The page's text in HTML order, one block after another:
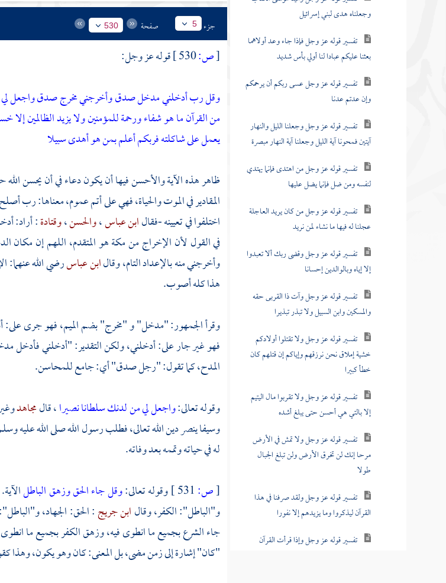
وجعلناه هدى لبني إسرائيل
تفسير قوله عز وجل فإذا جاء وعد أولاهما
بعثنا عليكم عبادا لنا أولي بأس شديد
تفسير قوله عز وجل عسى ربكم أن يرحمكم
وإن عدتم عدنا
تفسير قوله عز وجل وجعلنا الليل والنهار
آيتين فمحونا آية الليل وجعلنا آية النهار مبصرة
تفسير قوله عز وجل من اهتدى فإنما يهتدي
لنفسه ومن ضل فإنما يضل عليها
تفسير قوله عز وجل من كان يريد العاجلة
عجلنا له فيها ما نشاء لمن نريد
تفسير قوله عز وجل وقضى ربك ألا تعبدوا
إلا إياه وبالوالدين إحسانا
تفسير قوله عز وجل وآت ذا القربى حقه
والمسكين وابن السبيل ولا تبذر تبذيرا
تفسير قوله عز وجل ولا تقتلوا أولادكم
خشية إملاق نحن نرزقهم وإياكم إن قتلهم كان
خطأ كبيرا
تفسير قوله عز وجل ولا تقربوا مال اليتيم
إلا بالتي هي أحسن حتى يبلغ أشده
تفسير قوله عز وجل ولا تمش في الأرض
مرحا إنك لن تخرق الأرض ولن تبلغ الجبال
طولا
تفسير قوله عز وجل ولقد صرفنا في هذا
القرآن ليذكروا وما يزيدهم إلا نفورا
تفسير قوله عز وجل وإذا قرأت القرآن
جزء 5 صفحة 530
[ص:
قوله عز وجل:
وقل رب أدخلني مدخل صدق وأخرجني مخرج صدق واجعل لي
من القرآن ما هو شفاء ورحمة للمؤمنين ولا يزيد الظالمين إلا
يعمل على شاكلته فربكم أعلم بمن هو أهدى سبيلا
ظاهر هذه الآية والأحسن فيها أن يكون دعاء في أن يحسن
المقادير في الموت والحياة، فهي على أتم عموم، معناها:
اختلفوا في تعيينه -فقالابن عباس،والحسن،وقتادة: أراد:
في القول لأن الإخراج منمكةهو المتقدم، اللهم إن مكان
وأخرجني منه بالإعداد التام، وقالابن عباسرضي الله عنهما:
هذا كله أصوب.
وقرأ الجمهور: "مدخل" و "مخرج" بضم الميم، فهو جرى على:
فهو غير جار على: أدخلني، ولكن التقدير: "أدخلني فأدخل
المدح، كما تقول: "رجل صدق" أي: جامع للمحاسن.
وقوله تعالى:واجعل لي من لدنك سلطانا نصيرا، قالمجاهد
وسيفا ينصر دين الله تعالى، فطلب رسول الله صلى الله عليه
له في حياته وتممه بعد وفاته.
[ص: وقوله تعالى:وقل جاء الحق وزهق الباطل
و"الباطل": الكفر، وقالابن جريج: الحق: الجهاد،
جاء الشرع بجميع ما انطوى فيه، وزهق الكفر بجميع ما
"كان" إشارة إلى زمن مضى، بل المعنى: كان وهو يكون، وهذا